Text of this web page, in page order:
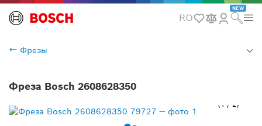
RO
NEW
Фрезы
Фреза Bosch 2608628350
1 / 2